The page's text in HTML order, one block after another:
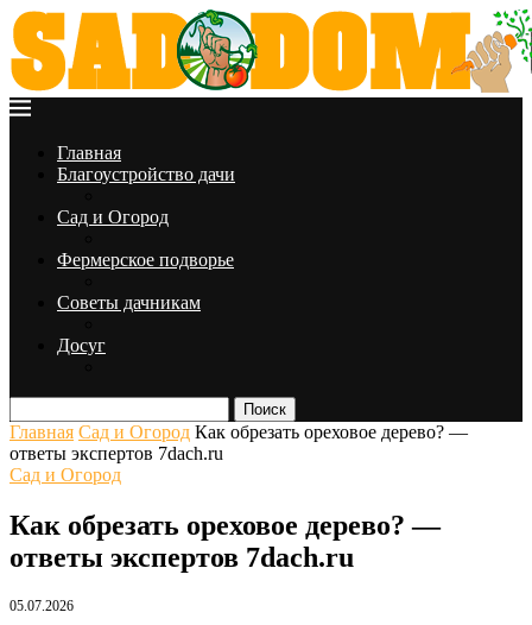
Главная
Благоустройство дачи
Сад и Огород
Фермерское подворье
Советы дачникам
Досуг
Поиск
Главная Сад и Огород Как обрезать ореховое дерево? —
ответы экспертов 7dach.ru
Сад и Огород
Как обрезать ореховое дерево? —
ответы экспертов 7dach.ru
05.07.2026